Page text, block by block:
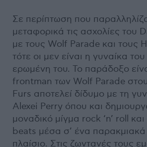
Σε περίπτωση που
μεταφορικά τις ασχολίες του
με τους Wolf Parade και τους
τότε οι μεν είναι η γυναίκα του
ερωμένη του. Το παράδοξο
frontman των Wolf Parade
Furs αποτελεί δίδυμο με τη
Alexei Perry όπου και
μοναδικό μίγμα rock ‘n’ roll
beats μέσα σ’ ένα
πλαίσιο. Στις ζωντανές τους